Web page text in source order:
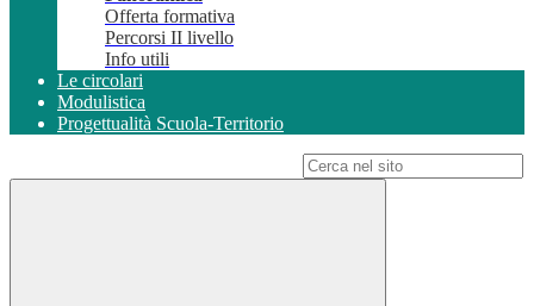
Offerta formativa
Percorsi II livello
Info utili
Le circolari
Modulistica
Progettualità Scuola-Territorio